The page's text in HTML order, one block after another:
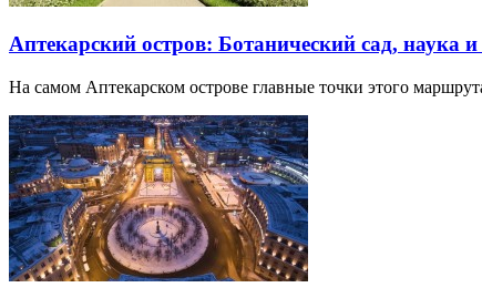
Аптекарский остров: Ботанический сад, наука и
На самом Аптекарском острове главные точки этого